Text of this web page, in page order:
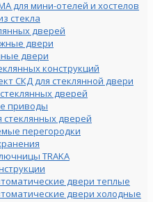
для мини-отелей и хостелов
стекла
дверей
двери
двери
конструкций
СКД для стеклянной двери
дверей
приводы
стеклянных дверей
перегородки
TRAKA
двери теплые
двери холодные